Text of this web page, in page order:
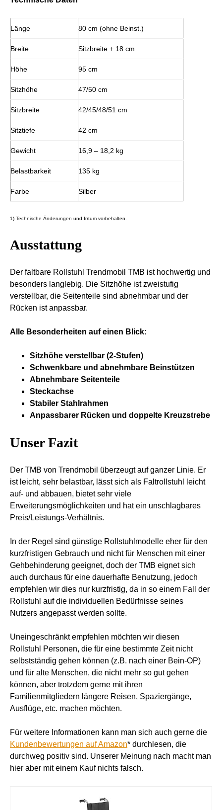
Länge 80 cm (ohne Beinst.)
Breite Sitzbreite + 18 cm
Höhe 95 cm
Sitzhöhe 47/50 cm
Sitzbreite 42/45/48/51 cm
Sitztiefe 42 cm
Gewicht 16,9 – 18,2 kg
Belastbarkeit 135 kg
Farbe Silber
1) Technische Änderungen und Irrtum vorbehalten.
Ausstattung
Der faltbare Rollstuhl Trendmobil TMB ist hochwertig und
besonders langlebig. Die Sitzhöhe ist zweistufig
verstellbar, die Seitenteile sind abnehmbar und der
Rücken ist anpassbar.
Alle Besonderheiten auf einen Blick:
Sitzhöhe verstellbar (2-Stufen)
Schwenkbare und abnehmbare Beinstützen
Abnehmbare Seitenteile
Steckachse
Stabiler Stahlrahmen
Anpassbarer Rücken und doppelte Kreuzstrebe
Unser Fazit
Der TMB von Trendmobil überzeugt auf ganzer Linie. Er
ist leicht, sehr belastbar, lässt sich als Faltrollstuhl leicht
auf- und abbauen, bietet sehr viele
Erweiterungsmöglichkeiten und hat ein unschlagbares
Preis/Leistungs-Verhältnis.
In der Regel sind günstige Rollstuhlmodelle eher für den
kurzfristigen Gebrauch und nicht für Menschen mit einer
Gehbehinderung geeignet, doch der TMB eignet sich
auch durchaus für eine dauerhafte Benutzung, jedoch
empfehlen wir dies nur kurzfristig, da in so einem Fall der
Rollstuhl auf die individuellen Bedürfnisse seines
Nutzers angepasst werden sollte.
Uneingeschränkt empfehlen möchten wir diesen
Rollstuhl Personen, die für eine bestimmte Zeit nicht
selbstständig gehen können (z.B. nach einer Bein-OP)
und für alte Menschen, die nicht mehr so gut gehen
können, aber trotzdem gerne mit ihren
Familienmitgliedern längere Reisen, Spaziergänge,
Ausflüge, etc. machen möchten.
Für weitere Informationen kann man sich auch gerne die
Kundenbewertungen auf Amazon* durchlesen, die
durchweg positiv sind. Unserer Meinung nach macht man
hier aber mit einem Kauf nichts falsch.